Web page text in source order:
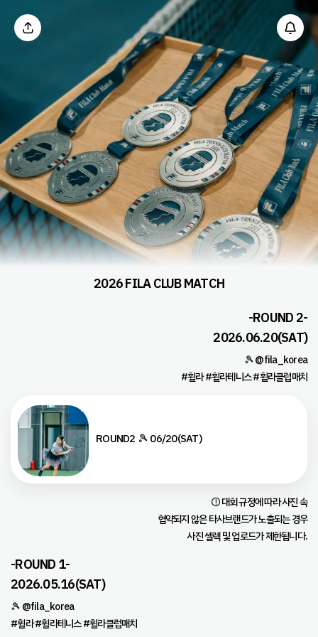
2026 FILA CLUB MATCH
-ROUND 2-
2026.06.20(SAT)
🎾 @fila_korea
#휠라 #휠라테니스 #휠라클럽매치
ROUND2 🎾 06/20(SAT)
⚠️대회 규정에 따라 사진 속
협약되지 않은 타사브랜드가 노출되는 경우
사진 셀렉 및 업로드가 제한됩니다.
-ROUND 1-
2026.05.16(SAT)
🎾 @fila_korea
#휠라 #휠라테니스 #휠라클럽매치